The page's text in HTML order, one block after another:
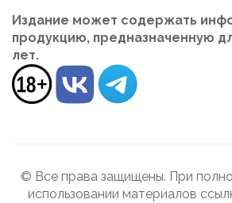
Издание может содержать
продукцию, предназначенную
лет.
© Все права защищены. При
использовании материалов